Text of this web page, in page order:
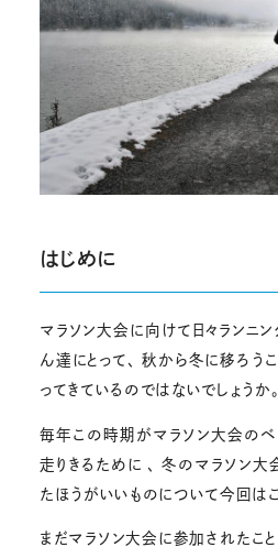
はじめに
マラソン大会に向けて日々ランニ
ん達にとって、 秋から冬に移ろう
ってきているのではないでしょうか。
毎年この時期がマラソン大会のベ
走りきるために 、 冬のマラソン
たほうがいいものについて今回は
まだマラソン大会に参加されたこ